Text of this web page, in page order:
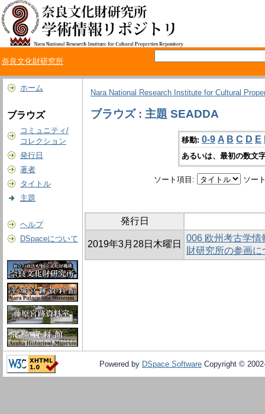
奈良文化財研究所
ホーム
ブラウズ
コミュニティ/
コレクション
発行日
著者
タイトル
主題
ヘルプ
DSpaceについて
Nara National Research Institute for Cultural
ブラウズ : 主題 SEADDA
移動: 0-9 A B C D E
あるいは、最初の数文
ソート項目: ソー
発行日
2019年3月28日木曜日
006 欧州考古学
財研究所の参画に
Powered by DSpace Software Copyright ©